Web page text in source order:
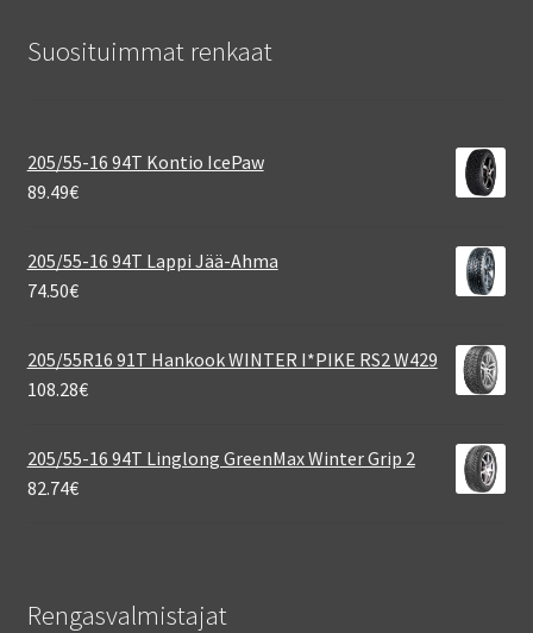
Suosituimmat renkaat
205/55-16 94T Kontio IcePaw
89.49€
205/55-16 94T Lappi Jää-Ahma
74.50€
205/55R16 91T Hankook WINTER I*PIKE RS2 W429
108.28€
205/55-16 94T Linglong GreenMax Winter Grip 2
82.74€
Rengasvalmistajat